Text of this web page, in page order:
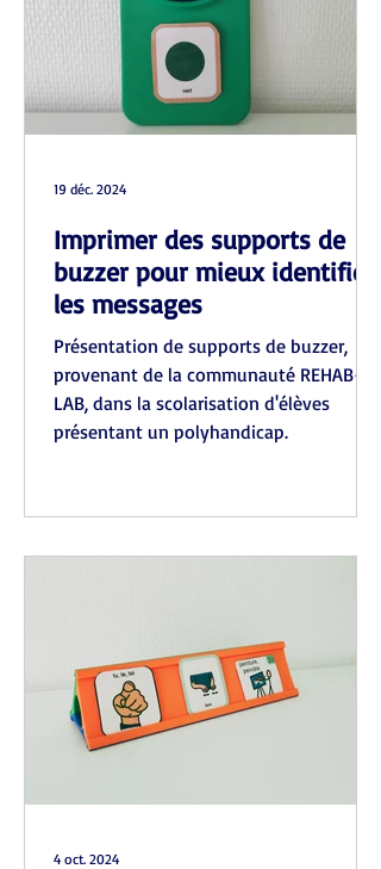
Imprimer des supports de
buzzer pour mieux identifier
les messages
Présentation de supports de buzzer,
provenant de la communauté REHAB-
LAB, dans la scolarisation d'élèves
présentant un polyhandicap.
19 déc. 2024
4 oct. 2024